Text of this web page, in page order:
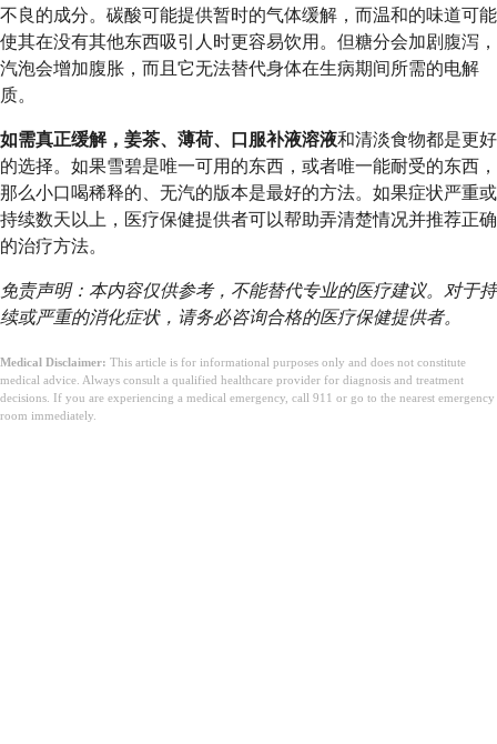
不良的成分。碳酸可能提供暂时的气体缓解，而温和的味道可能
使其在没有其他东西吸引人时更容易饮用。但糖分会加剧腹泻，
汽泡会增加腹胀，而且它无法替代身体在生病期间所需的电解
质。
如需真正缓解，姜茶、薄荷、口服补液溶液和清淡食物都是更好
的选择。如果雪碧是唯一可用的东西，或者唯一能耐受的东西，
那么小口喝稀释的、无汽的版本是最好的方法。如果症状严重或
持续数天以上，医疗保健提供者可以帮助弄清楚情况并推荐正确
的治疗方法。
免责声明：本内容仅供参考，不能替代专业的医疗建议。对于持
续或严重的消化症状，请务必咨询合格的医疗保健提供者。
Medical Disclaimer: This article is for informational purposes only and does not constitute
medical advice. Always consult a qualified healthcare provider for diagnosis and treatment
decisions. If you are experiencing a medical emergency, call 911 or go to the nearest emergency
room immediately.